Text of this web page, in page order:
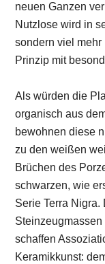
neuen Ganzen
Nutzlose wird in
sondern viel
Prinzip mit
Als würden die
organisch aus
bewohnen diese
zu den weißen
Brüchen des
schwarzen, wie
Serie Terra Nigra.
schaffen
Keramikkunst: